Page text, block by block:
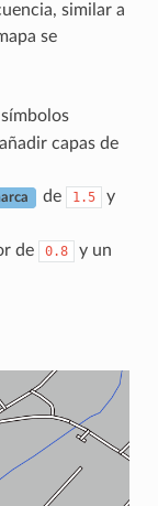
similar a
se
capas de
de 1.5
y
de
0.8
y un